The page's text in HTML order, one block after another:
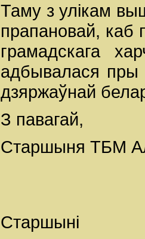
Таму з улікам
прапановай, каб
грамадскага
адбывалася пры
дзяржаўнай
З павагай,
Старшыня ТБМ
Старшыні